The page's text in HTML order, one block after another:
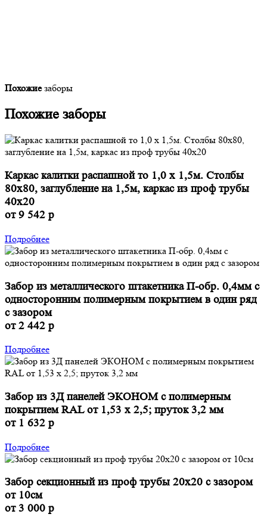
Похожиезаборы
Похожие заборы
Каркас калитки распашной то 1,0 x 1,5м. Столбы
80х80, заглубление на 1,5м, каркас из проф трубы
40х20
от 9 542 р
Подробнее
Забор из металлического штакетника П-обр. 0,4мм с
односторонним полимерным покрытием в один ряд
с зазором
от 2 442 р
Подробнее
Забор из 3Д панелей ЭКОНОМ с полимерным
покрытием RAL от 1,53 х 2,5; пруток 3,2 мм
от 1 632 р
Подробнее
Забор секционный из проф трубы 20х20 с зазором
от 10см
от 3 000 р